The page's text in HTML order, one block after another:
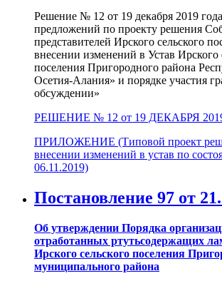
Решение № 12 от 19 декабря 2019
предложений по проекту решения
представителей Ирского сельского
внесении изменений в Устав Ирского
поселения Пригородного района
Осетия-Алания» и порядке участия
обсуждении»
РЕШЕНИЕ № 12 от 19 ДЕКАБРЯ
ПРИЛОЖЕНИЕ (Типовой проект
внесении изменений в устав по
06.11.2019)
Постановление 97 от
Об утверждении Порядка
отработанных ртутьсодержащих
Ирского сельского поселения
муниципального района